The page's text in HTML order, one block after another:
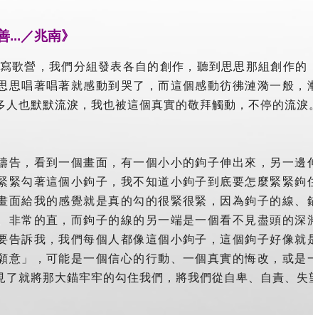
...／兆南》
歌營，我們分組發表各自的創作，聽到思思那組創作的
思唱著唱著就感動到哭了，而這個感動彷彿漣漪一般，
人也默默流淚，我也被這個真實的敬拜觸動，不停的流淚
告，看到一個畫面，有一個小小的鉤子伸出來，另一邊
緊勾著這個小鉤子，我不知道小鉤子到底要怎麼緊緊鉤
面給我的感覺就是真的勾的很緊很緊，因為鉤子的線、
非常的直，而鉤子的線的另一端是一個看不見盡頭的深
告訴我，我們每個人都像這個小鉤子，這個鉤子好像就
意」，可能是一個信心的行動、一個真實的悔改，或是
了就將那大錨牢牢的勾住我們，將我們從自卑、自責、失